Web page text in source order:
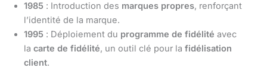
1985 : Introduction des marques propres, renforçant
l’identité de la marque.
1995 : Déploiement du programme de fidélité avec
la carte de fidélité, un outil clé pour la fidélisation
client.